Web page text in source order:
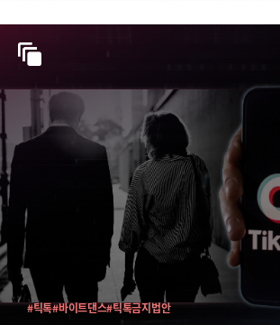
#틱톡#바이트댄스#틱톡금지법안